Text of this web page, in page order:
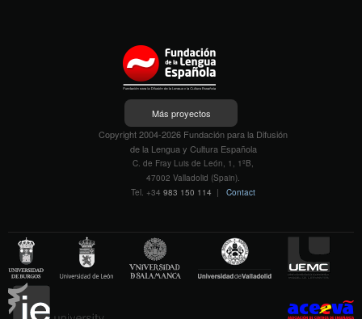
Más proyectos
Copyright 2004-2026 Fundación para la Difusión
de la Lengua y Cultura Española
C. de Fray Luis de León, 1, 1ºB,
47002 Valladolid (Spain).
Tel. +34 983 150 114 | Contact